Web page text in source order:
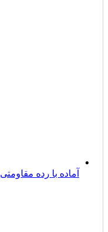
آماده با رده مقاومتیC25(عیار 370)